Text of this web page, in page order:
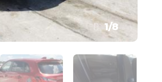
1/8